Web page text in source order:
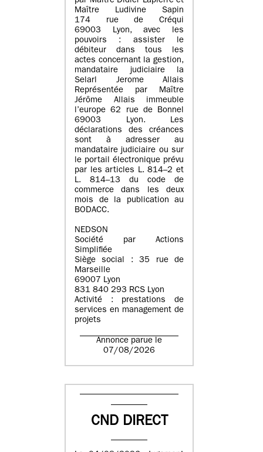
Maître Ludivine Sapin
174 rue de Créqui
69003 Lyon, avec les
pouvoirs : assister le
débiteur dans tous les
actes concernant la gestion,
mandataire judiciaire la
Selarl Jerome Allais
Représentée par Maître
Jérôme Allais immeuble
l’europe 62 rue de Bonnel
69003 Lyon. Les
déclarations des créances
sont à adresser au
mandataire judiciaire ou sur
le portail électronique prévu
par les articles L. 814–2 et
L. 814–13 du code de
commerce dans les deux
mois de la publication au
BODACC.
NEDSON
Société par Actions
Simplifiée
Siège social : 35 rue de
Marseille
69007 Lyon
831 840 293 RCS Lyon
Activité : prestations de
services en management de
projets
Annonce parue le
07/08/2026
CND DIRECT